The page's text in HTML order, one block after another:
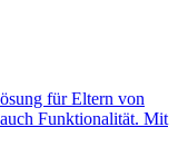
für Eltern von
Funktionalität. Mit